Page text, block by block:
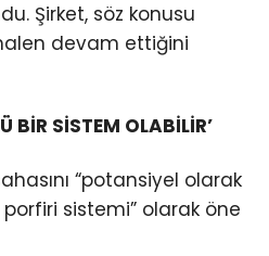
Şirket, söz konusu
devam ettiğini
BİR SİSTEM OLABİLİR’
“potansiyel olarak
sistemi” olarak öne